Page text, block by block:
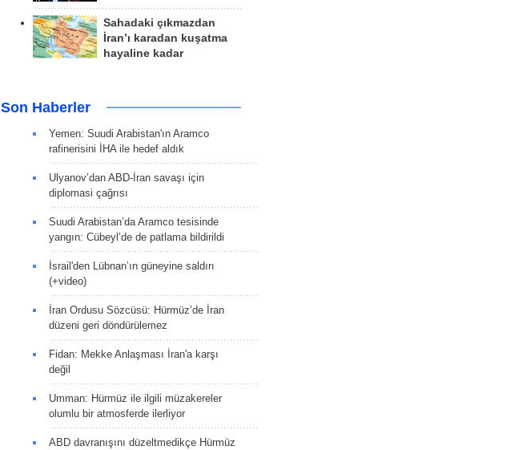
Sahadaki çıkmazdan
İran’ı karadan kuşatma
hayaline kadar
Son Haberler
Yemen: Suudi Arabistan'ın Aramco
rafinerisini İHA ile hedef aldık
Ulyanov’dan ABD-İran savaşı için
diplomasi çağrısı
Suudi Arabistan’da Aramco tesisinde
yangın: Cübeyl’de de patlama bildirildi
İsrail'den Lübnan’ın güneyine saldırı
(+video)
İran Ordusu Sözcüsü: Hürmüz’de İran
düzeni geri döndürülemez
Fidan: Mekke Anlaşması İran'a karşı
değil
Umman: Hürmüz ile ilgili müzakereler
olumlu bir atmosferde ilerliyor
ABD davranışını düzeltmedikçe Hürmüz